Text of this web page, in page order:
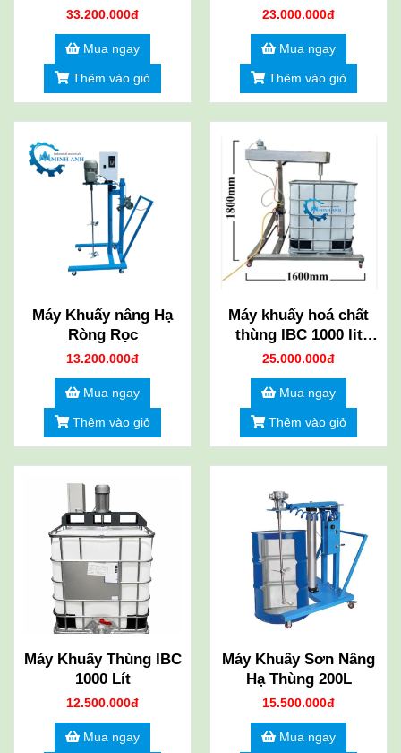
33.200.000đ
Mua ngay
Thêm vào giỏ
23.000.000đ
Mua ngay
Thêm vào giỏ
Máy Khuấy nâng Hạ
Ròng Rọc
13.200.000đ
Mua ngay
Thêm vào giỏ
Máy khuấy hoá chất
thùng IBC 1000 lit
dùng hơi
25.000.000đ
Mua ngay
Thêm vào giỏ
Máy Khuấy Thùng IBC
1000 Lít
12.500.000đ
Mua ngay
Máy Khuấy Sơn Nâng
Hạ Thùng 200L
15.500.000đ
Mua ngay